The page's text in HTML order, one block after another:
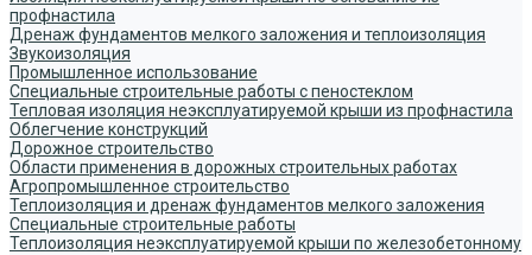
профнастила
Дренаж фундаментов мелкого заложения и теплоизоляция
Звукоизоляция
Промышленное использование
Специальные строительные работы с пеностеклом
Тепловая изоляция неэксплуатируемой крыши из профнастила
Облегчение конструкций
Дорожное строительство
Области применения в дорожных строительных работах
Агропромышленное строительство
Теплоизоляция и дренаж фундаментов мелкого заложения
Специальные строительные работы
Теплоизоляция неэксплуатируемой крыши по железобетонному